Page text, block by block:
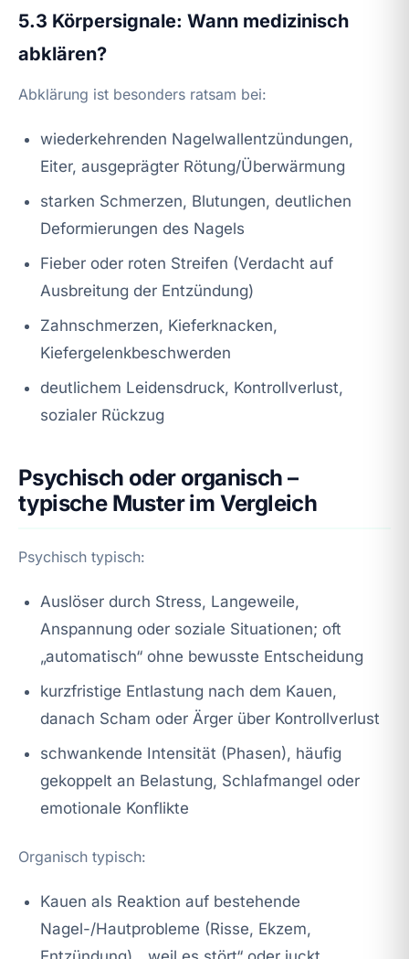
5.3 Körpersignale: Wann medizinisch
abklären?
Abklärung ist besonders ratsam bei:
wiederkehrenden Nagelwallentzündungen,
Eiter, ausgeprägter Rötung/Überwärmung
starken Schmerzen, Blutungen, deutlichen
Deformierungen des Nagels
Fieber oder roten Streifen (Verdacht auf
Ausbreitung der Entzündung)
Zahnschmerzen, Kieferknacken,
Kiefergelenkbeschwerden
deutlichem Leidensdruck, Kontrollverlust,
sozialer Rückzug
Psychisch oder organisch –
typische Muster im Vergleich
Psychisch typisch:
Auslöser durch Stress, Langeweile,
Anspannung oder soziale Situationen; oft
„automatisch“ ohne bewusste Entscheidung
kurzfristige Entlastung nach dem Kauen,
danach Scham oder Ärger über Kontrollverlust
schwankende Intensität (Phasen), häufig
gekoppelt an Belastung, Schlafmangel oder
emotionale Konflikte
Organisch typisch:
Kauen als Reaktion auf bestehende
Nagel-/Hautprobleme (Risse, Ekzem,